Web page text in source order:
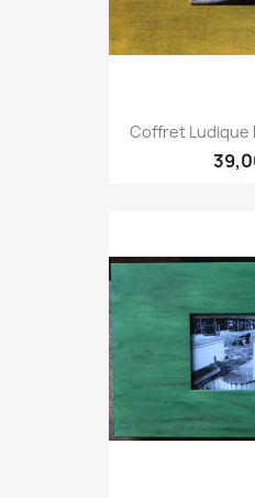
Coffret Ludique